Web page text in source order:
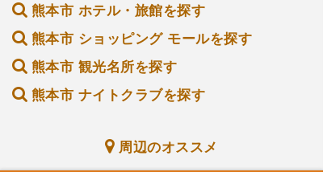
熊本市 ホテル・旅館を探す
熊本市 ショッピング モールを探す
熊本市 観光名所を探す
熊本市 ナイトクラブを探す
周辺のオススメ